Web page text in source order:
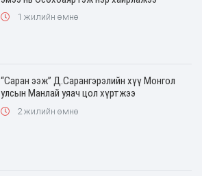
1 жилийн өмнө
“Саран ээж” Д.Сарангэрэлийн хүү Монгол
улсын Манлай уяач цол хүртжээ
2 жилийн өмнө